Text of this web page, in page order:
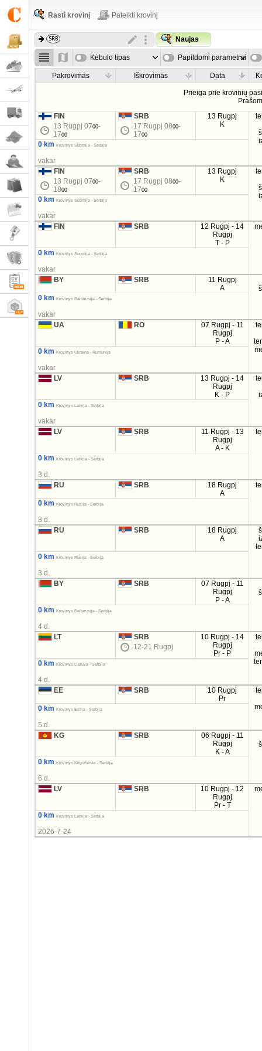
Rasti krovinį Pateikti krovinį
Naujas
Kėbulo tipas Papildomi parametrai
Pakrovimas Iškrovimas Data
Prieiga prie krovinių
FIN
13 Rugpj 0700-
1700
SRB
17 Rugpj 0800-
1700
13 Rugpj
K
0 km Krovinys Suomija - Serbija
vakar
FIN
13 Rugpj 0700-
1800
SRB
17 Rugpj 0800-
1700
13 Rugpj
K
0 km Krovinys Suomija - Serbija
vakar
FIN
SRB
12 Rugpj - 14
Rugpj
T - P
0 km Krovinys Suomija - Serbija
vakar
BY
SRB
11 Rugpj
A
0 km
Krovinys Baltarusija - Serbija
vakar
UA
RO
07 Rugpj - 11
Rugpj
P - A
0 km Krovinys Ukraina - Rumunija
vakar
LV
SRB
13 Rugpj - 14
Rugpj
K - P
0 km
Krovinys Latvija - Serbija
vakar
LV
SRB
11 Rugpj - 13
Rugpj
A - K
0 km Krovinys Latvija - Serbija
3 d.
RU
SRB
18 Rugpj
A
0 km Krovinys Rusija - Serbija
3 d.
RU
SRB
18 Rugpj
A
0 km
Krovinys Rusija - Serbija
3 d.
BY
SRB
07 Rugpj - 11
Rugpj
P - A
0 km Krovinys Baltarusija - Serbija
4 d.
LT
SRB
12-21 Rugpj
10 Rugpj - 14
Rugpj
Pr - P
0 km Krovinys Lietuva - Serbija
4 d.
EE
SRB
10 Rugpj
Pr
0 km Krovinys Estija - Serbija
5 d.
KG
SRB
06 Rugpj - 11
Rugpj
K - A
0 km Krovinys Kirgiztanas - Serbija
6 d.
LV
SRB
10 Rugpj - 12
Rugpj
Pr - T
0 km Krovinys Latvija - Serbija
2026-7-24